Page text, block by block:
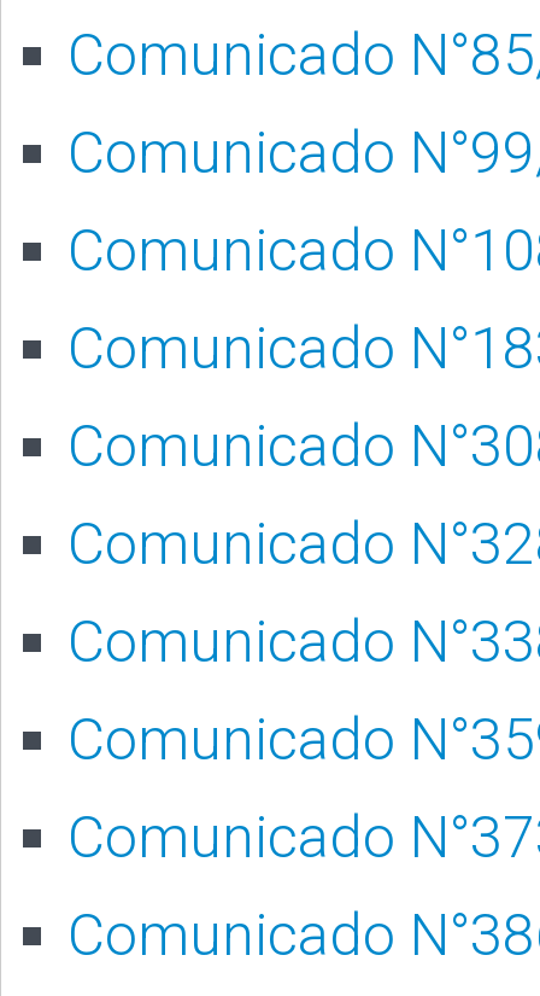
Comunicado
Comunicado
Comunicado
Comunicado
Comunicado
Comunicado
Comunicado
Comunicado
Comunicado
Comunicado